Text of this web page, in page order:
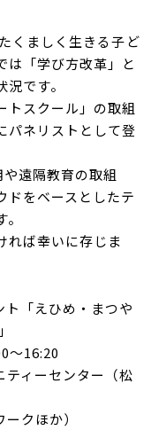
くましく生きる子ど
は「学び方改革」と
です。
トスクール」の取組
パネリストとして登
遠隔教育の取組
ドをベースとしたテ
れば幸いに存じま
「えひめ・まつや
16:20
ィーセンター（松
クほか）